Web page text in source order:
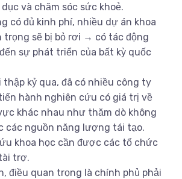
và chăm sóc sức khoẻ.
có đủ kinh phí, nhiều dự án khoa
trọng sẽ bị bỏ rơi → có tác động
sự phát triển của bất kỳ quốc
thập kỷ qua, đã có nhiều công ty
hành nghiên cứu có giá trị về
khác nhau như thăm dò không
các nguồn năng lượng tái tạo.
khoa học cần được các tổ chức
trợ.
điều quan trọng là chính phủ phải